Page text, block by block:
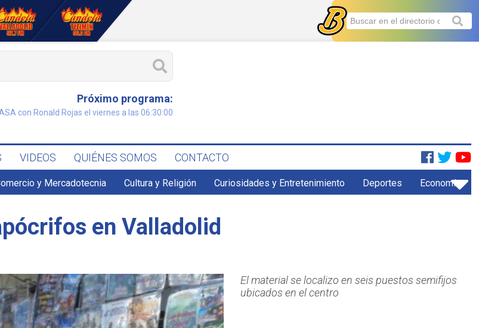
Próximo programa:
con Ronald Rojas el viernes a las 06:30:00
VIDEOS QUIÉNES SOMOS CONTACTO
y Mercadotecnia Cultura y Religión Curiosidades y Entretenimiento Deportes Economía
en Valladolid
El material se localizo en seis puestos semifijos
ubicados en el centro